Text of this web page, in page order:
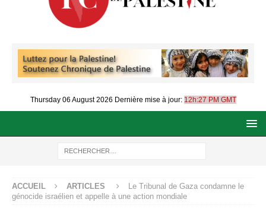
Thursday 06 August 2026 Dernière mise à jour: 12h:27 PM GMT
ACCUEIL ARTICLES
Le Tribunal de Gaza condamne le
génocide israélien et appelle à une action mondiale